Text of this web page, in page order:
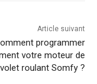
Article suivant
programmer
votre moteur de
volet roulant Somfy ?